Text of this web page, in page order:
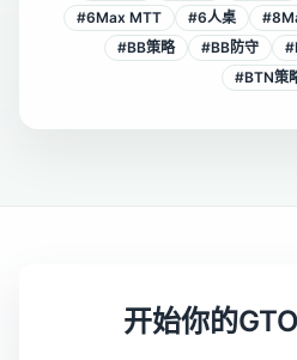
#6Max MTT #6人桌 #
#BB策略 #BB防守 #
#BTN策
开始你的